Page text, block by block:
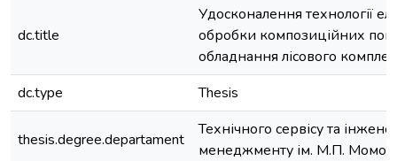
dc.title
Удосконалення технології
обробки композиційних
обладнання лісового
dc.type
Thesis
thesis.degree.departament
Технічного сервісу та
менеджменту ім. М.П.